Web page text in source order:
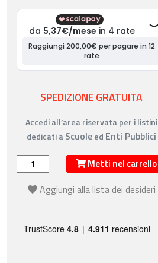
SPEDIZIONE GRATUITA
Accedi all’area riservata per i listini
dedicati a Scuoleed Enti Pubblici
Metti nel carrello
Aggiungi alla lista dei desideri